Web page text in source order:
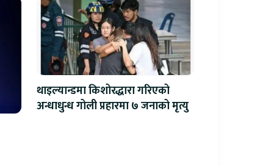
थाइल्यान्डमा किशोरद्धारा गरिएको
अन्धाधुन्ध गोली प्रहारमा ७ जनाको मृत्यु